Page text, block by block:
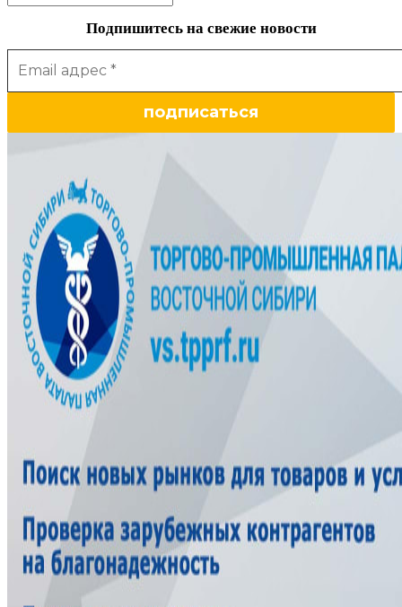
Подпишитесь на свежие новости